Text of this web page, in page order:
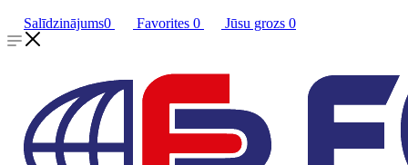
Salīdzinājums0 Favorites 0 Jūsu grozs 0